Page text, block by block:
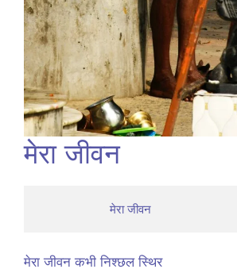
मेरा जीवन
                      मेरा जीवन
मेरा जीवन कभी निश्छल स्थिर